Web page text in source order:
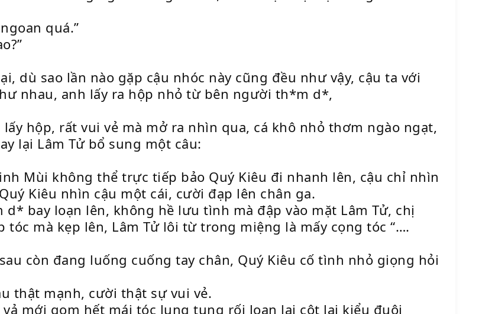
quá.”
dù sao lần nào gặp cậu nhóc này cũng đều như vậy, cậu ta với
nhau, anh lấy ra hộp nhỏ từ bên người th*m d*,
hộp, rất vui vẻ mà mở ra nhìn qua, cá khô nhỏ thơm ngào ngạt,
lại Lâm Tử bổ sung một câu:
Mùi không thể trực tiếp bảo Quý Kiêu đi nhanh lên, cậu chỉ nhìn
Kiêu nhìn cậu một cái, cười đạp lên chân ga.
bay loạn lên, không hề lưu tình mà đập vào mặt Lâm Tử, chị
mà kẹp lên, Lâm Tử lôi từ trong miệng là mấy cọng tóc “….
còn đang luống cuống tay chân, Quý Kiêu cố tình nhỏ giọng hỏi
thật mạnh, cười thật sự vui vẻ.
mới gom hết mái tóc lung tung rối loạn lại cột lại kiểu đuôi